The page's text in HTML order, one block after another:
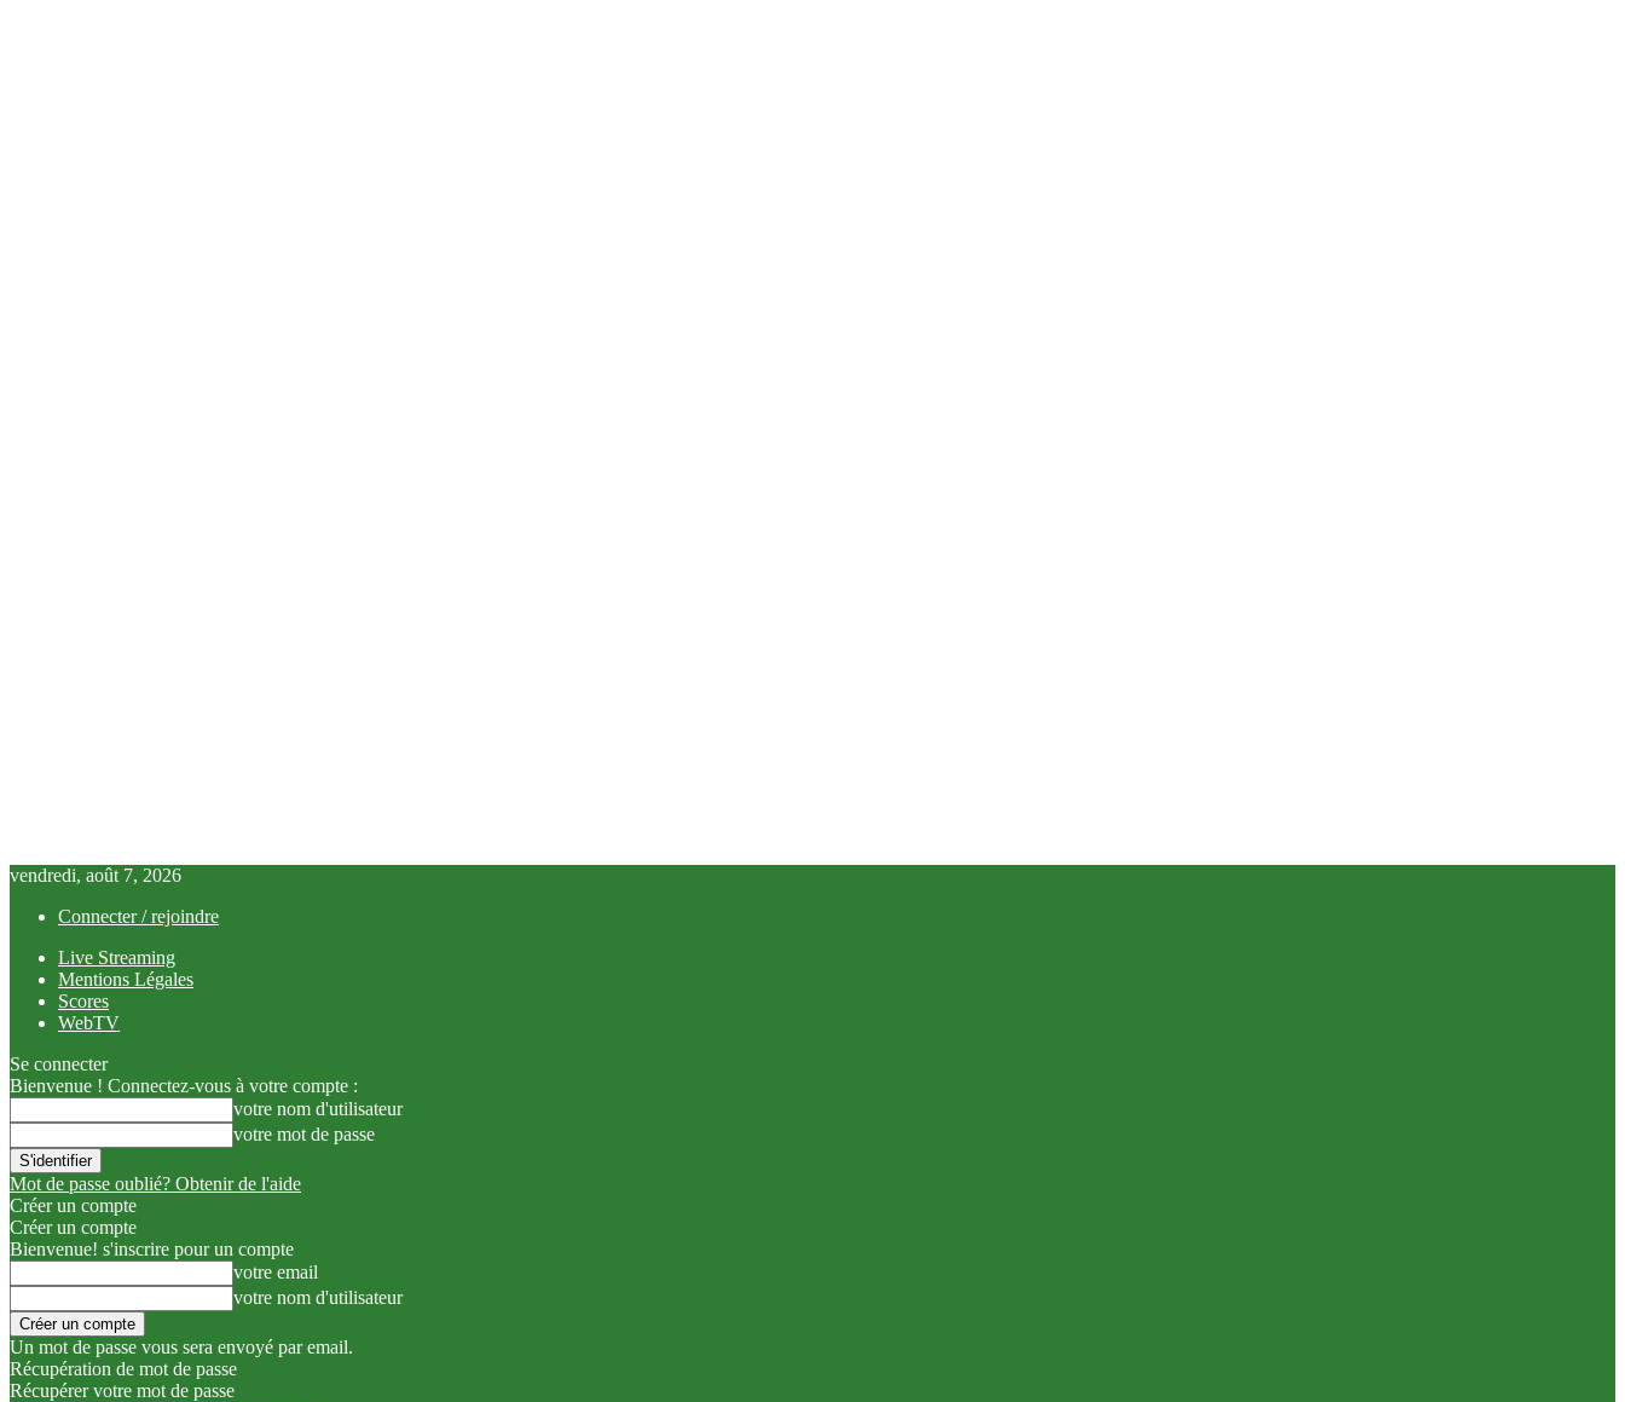
vendredi, août 7, 2026
Connecter / rejoindre
Live Streaming
Mentions Légales
Scores
WebTV
Se connecter
Bienvenue ! Connectez-vous à votre compte :
votre nom d'utilisateur
votre mot de passe
Mot de passe oublié? Obtenir de l'aide
Créer un compte
Créer un compte
Bienvenue! s'inscrire pour un compte
votre email
votre nom d'utilisateur
Un mot de passe vous sera envoyé par email.
Récupération de mot de passe
Récupérer votre mot de passe